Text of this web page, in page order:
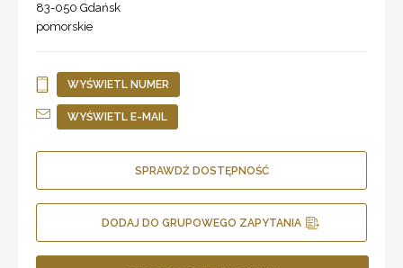
83-050 Gdańsk
pomorskie
WYŚWIETL NUMER
WYŚWIETL E-MAIL
SPRAWDŹ DOSTĘPNOŚĆ
DODAJ DO GRUPOWEGO ZAPYTANIA